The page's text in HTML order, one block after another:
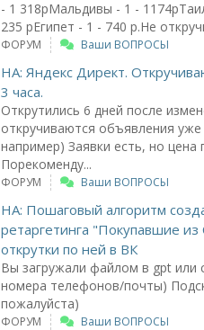
- 1 318рМальдивы - 1 -
235 рЕгипет - 1 - 740 р.Не
ФОРУМ Ваши ВОПРОСЫ
НА: Яндекс Директ.
3 часа.
Открутились 6 дней после
откручиваются объявления уже
например) Заявки есть, но цена
Порекоменду...
ФОРУМ Ваши ВОПРОСЫ
НА: Пошаговый алгоритм
ретаргетинга "Покупавшие из
открутки по ней в ВК
Вы загружали файлом в gpt или
номера телефонов/почты)
пожалуйста)
ФОРУМ Ваши ВОПРОСЫ